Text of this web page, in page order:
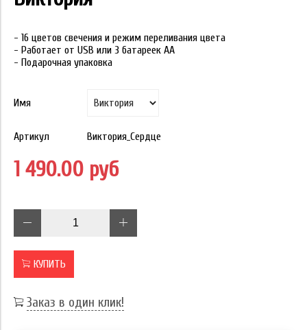
- 16 цветов свечения и режим переливания цвета
- Работает от USB или 3 батареек АА
- Подарочная упаковка
Имя
Артикул Виктория_Сердце
1 490.00 руб
КУПИТЬ
Заказ в один клик!